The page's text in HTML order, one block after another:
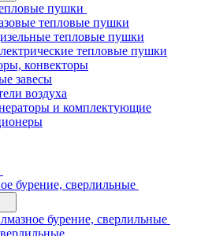
пушки
тепловые пушки
тепловые пушки
тепловые пушки
конвекторы
завесы
воздуха
и комплектующие
бурение, сверлильные
бурение, сверлильные